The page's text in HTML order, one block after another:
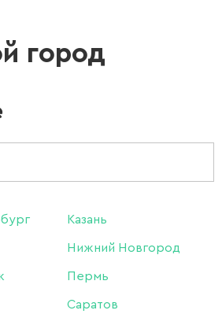
город
Казань
Нижний Новгород
Пермь
Саратов